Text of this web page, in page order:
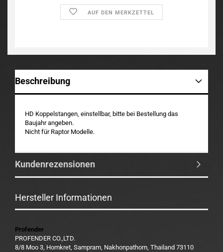
AUF DEN MERKZETTEL
Beschreibung
HD Koppelstangen, einstellbar, bitte bei Bestellung das
Baujahr angeben.
Nicht für Raptor Modelle.
Kundenrezensionen
Hersteller Informationen
Profender
PROFENDER CO.,LTD.
8/8 Moo 3, Homkret, Sampram, Nakhonpathom, Thailand 73110